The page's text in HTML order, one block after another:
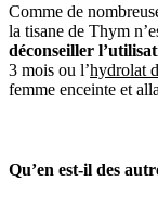
Comme de
la tisane de Thym
déconseiller
3 mois ou l’hydrolat
femme enceinte et
Qu’en est-il des